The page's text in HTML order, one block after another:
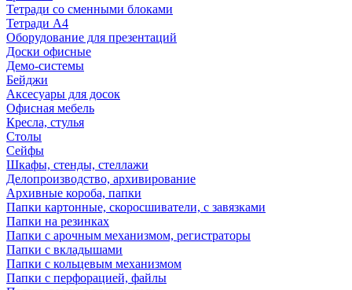
Тетради со сменными блоками
Тетради А4
Оборудование для презентаций
Доски офисные
Демо-системы
Бейджи
Аксесуары для досок
Офисная мебель
Кресла, стулья
Столы
Сейфы
Шкафы, стенды, стеллажи
Делопроизводство, архивирование
Архивные короба, папки
Папки картонные, скоросшиватели, с завязками
Папки на резинках
Папки с арочным механизмом, регистраторы
Папки с вкладышами
Папки с кольцевым механизмом
Папки с перфорацией, файлы